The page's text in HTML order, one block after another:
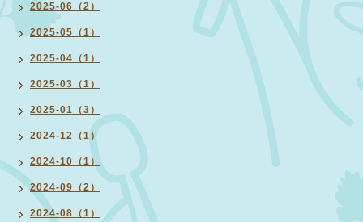
2025-06（2）
2025-05（1）
2025-04（1）
2025-03（1）
2025-01（3）
2024-12（1）
2024-10（1）
2024-09（2）
2024-08（1）